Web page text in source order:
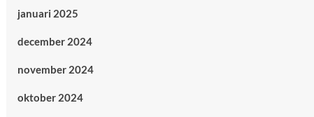
januari 2025
december 2024
november 2024
oktober 2024